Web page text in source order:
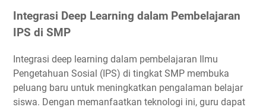
Integrasi Deep Learning dalam Pembelajaran
IPS di SMP
Integrasi deep learning dalam pembelajaran Ilmu
Pengetahuan Sosial (IPS) di tingkat SMP membuka
peluang baru untuk meningkatkan pengalaman belajar
siswa. Dengan memanfaatkan teknologi ini, guru dapat